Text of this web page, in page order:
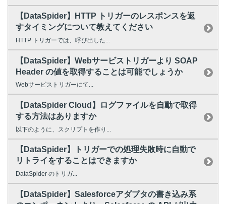
【DataSpider】HTTP トリガーのレスポンスを返
すタイミングについて教えてください
HTTP トリガーでは、呼び出した...
【DataSpider】Webサービストリガーより SOAP
Header の値を取得することは可能でしょうか
Webサービストリガーにて...
【DataSpider Cloud】ログファイルを自動で取得
する方法はありますか
以下のように、スクリプトを作り...
【DataSpider】トリガーでの処理失敗時に自動で
リトライをすることはできますか
DataSpider のトリガ...
【DataSpider】Salesforceアダプタの書き込み系